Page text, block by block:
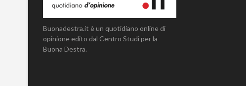
Buonadestra.it è un quotidiano online di
opinione edito dal Centro Studi per la
Buona Destra.